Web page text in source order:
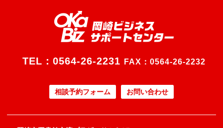
TEL： 0564-26-2231 FAX：0564-26-2232
相談予約フォーム お問い合わせ